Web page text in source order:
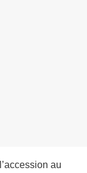
au